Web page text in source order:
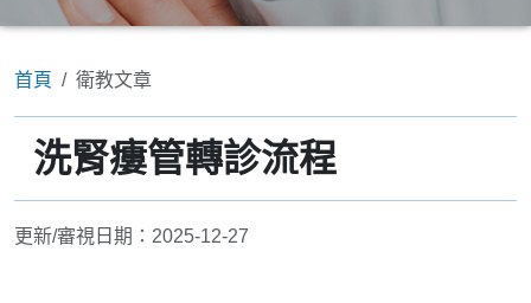
首頁 衛教文章
洗腎瘻管轉診流程
更新/審視日期：2025-12-27